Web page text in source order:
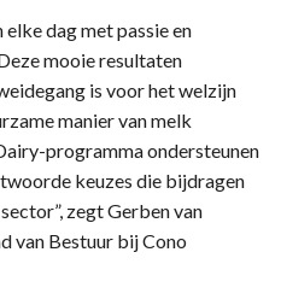
dag met passie en
mooie resultaten
is voor het welzijn
manier van melk
programma ondersteunen
keuzes die bijdragen
zegt Gerben van
van Bestuur bij Cono